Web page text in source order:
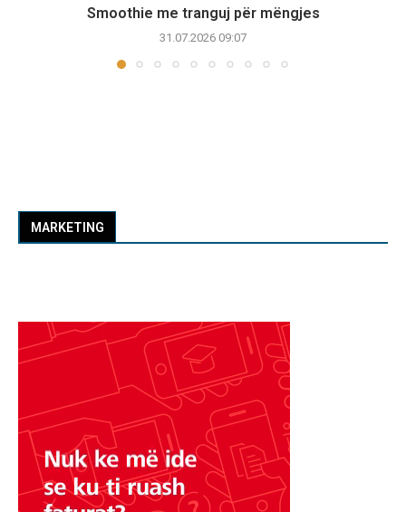
Smoothie me tranguj për mëngjes
31.07.2026 09:07
MARKETING